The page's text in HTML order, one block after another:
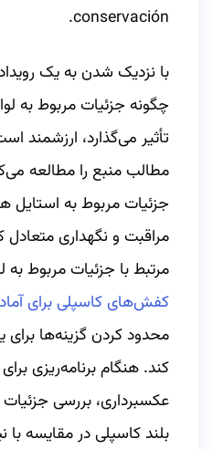
conservación.
با نزدیک شدن به یک
چگونه جزئیات مربوط به
تأثیر می‌گذارد، ارزشمند
مطالب منبع را مطالعه
جزئیات مربوط به استایل
مراقبت و نگهداری متعادل
مرتبط با جزئیات مربوط
کفش‌های کاسپلی برای
محدود کردن گزینه‌ها
کند. هنگام برنامه‌ریزی
عکسبرداری، بررسی
بلند کاسپلی در مقایسه